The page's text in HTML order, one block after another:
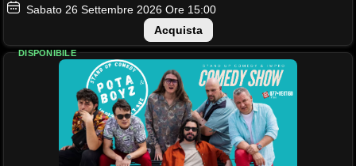
Sabato 26 Settembre 2026 Ore 15:00
Acquista
DISPONIBILE